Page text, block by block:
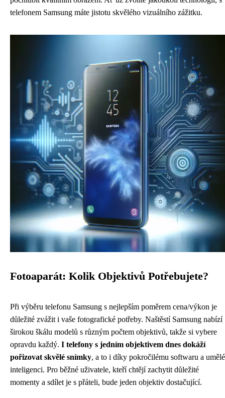
telefonem Samsung máte jistotu skvělého vizuálního zážitku.
Fotoaparát: Kolik Objektivů Potřebujete?
Při výběru telefonu Samsung s nejlepším poměrem cena/výkon je
důležité zvážit i vaše fotografické potřeby. Naštěstí Samsung nabízí
širokou škálu modelů s různým počtem objektivů, takže si vybere
opravdu každý. I telefony s jedním objektivem dnes dokáží
pořizovat skvělé snímky, a to i díky pokročilému softwaru a umělé
inteligenci. Pro běžné uživatele, kteří chtějí zachytit důležité
momenty a sdílet je s přáteli, bude jeden objektiv dostačující.